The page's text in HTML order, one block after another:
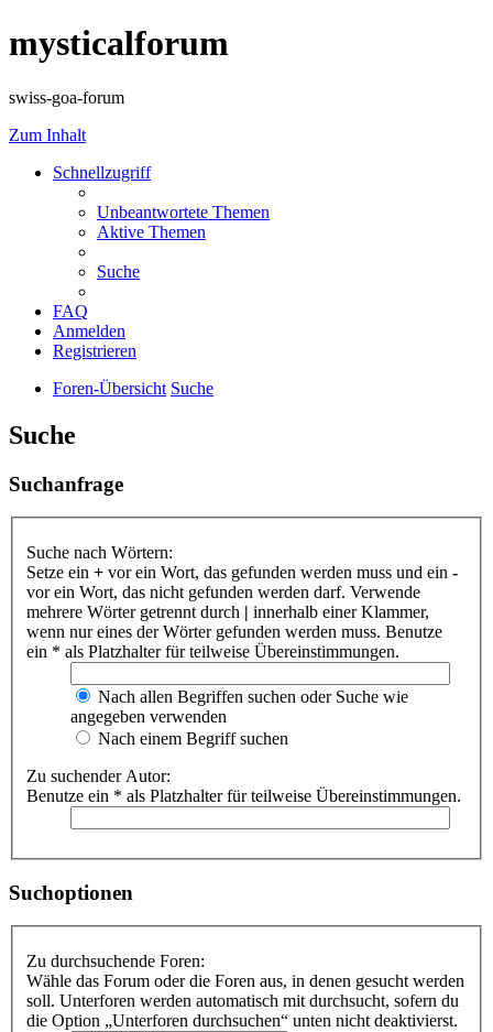
mysticalforum
swiss-goa-forum
Zum Inhalt
Schnellzugriff
Unbeantwortete Themen
Aktive Themen
Suche
FAQ
Anmelden
Registrieren
Foren-Übersicht Suche
Suche
Suchanfrage
Suche nach Wörtern:
Setze ein + vor ein Wort, das gefunden werden muss und ein -
vor ein Wort, das nicht gefunden werden darf. Verwende
mehrere Wörter getrennt durch | innerhalb einer Klammer,
wenn nur eines der Wörter gefunden werden muss. Benutze
ein * als Platzhalter für teilweise Übereinstimmungen.
Nach allen Begriffen suchen oder Suche wie
angegeben verwenden
Nach einem Begriff suchen
Zu suchender Autor:
Benutze ein * als Platzhalter für teilweise Übereinstimmungen.
Suchoptionen
Zu durchsuchende Foren:
Wähle das Forum oder die Foren aus, in denen gesucht werden
soll. Unterforen werden automatisch mit durchsucht, sofern du
die Option „Unterforen durchsuchen“ unten nicht deaktivierst.